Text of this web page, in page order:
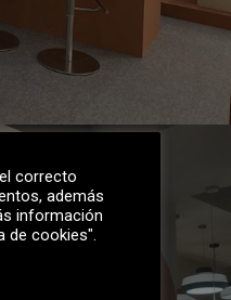
correcto
además
información
de cookies".